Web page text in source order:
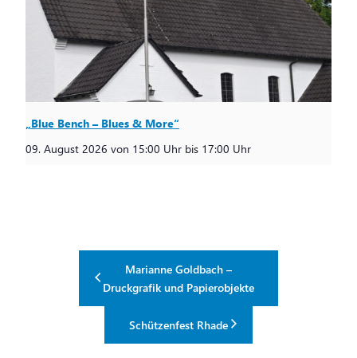
„Blue Bench – Blues & More“
09. August 2026 von 15:00 Uhr bis 17:00 Uhr
Marianne Goldbach –
Druckgrafik und Papierobjekte
Schützenfest Rhade